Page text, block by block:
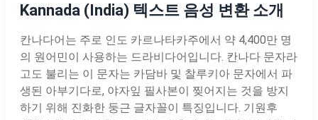
Kannada (India) 텍스트 음성 변환 소개
칸나다어는 주로 인도 카르나타카주에서 약 4,400만 명
의 원어민이 사용하는 드라비다어입니다. 칸나다 문자라
고도 불리는 이 문자는 카담바 및 찰루키아 문자에서 파
생된 아부기다로, 야자잎 필사본이 찢어지는 것을 방지
하기 위해 진화한 둥근 글자꼴이 특징입니다. 기원후